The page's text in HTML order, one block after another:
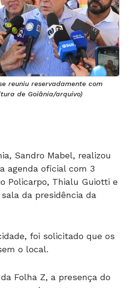
reuniu reservadamente com
de Goiânia/arquivo)
agenda oficial com 3
Policarpo, Thialu Guiotti e
da presidência da
o local.
os parlamentares.